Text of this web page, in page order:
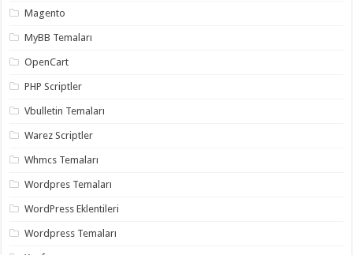
Magento
MyBB Temaları
OpenCart
PHP Scriptler
Vbulletin Temaları
Warez Scriptler
Whmcs Temaları
Wordpres Temaları
WordPress Eklentileri
Wordpress Temaları